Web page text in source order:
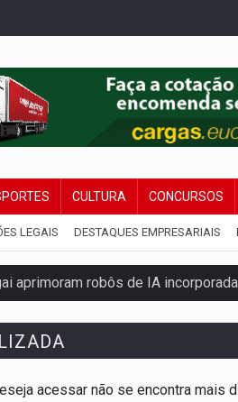
CULTURA CONCURSOS
LEGAIS DESTAQUES EMPRESARIAIS
aprimoram robôs de IA
como explodir asteroide com
na traseira de caminhone
com frango virou o meu jantar
acessar não se encontra mais